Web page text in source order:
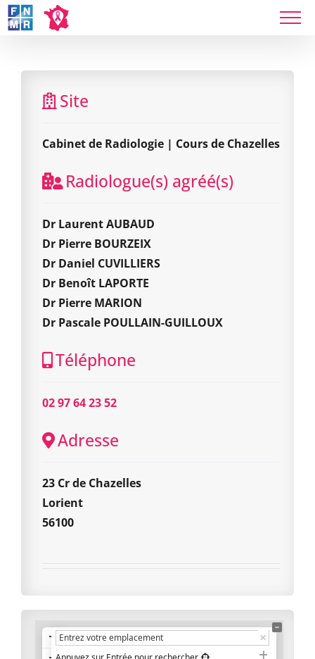
Skip
to
Site
Cabinet de Radiologie | Cours de Chazelles
Radiologue(s) agréé(s)
Dr Laurent AUBAUD
Dr Pierre BOURZEIX
Dr Daniel CUVILLIERS
Dr Benoît LAPORTE
Dr Pierre MARION
Dr Pascale POULLAIN-GUILLOUX
Téléphone
02 97 64 23 52
Adresse
23 Cr de Chazelles
Lorient
56100
+